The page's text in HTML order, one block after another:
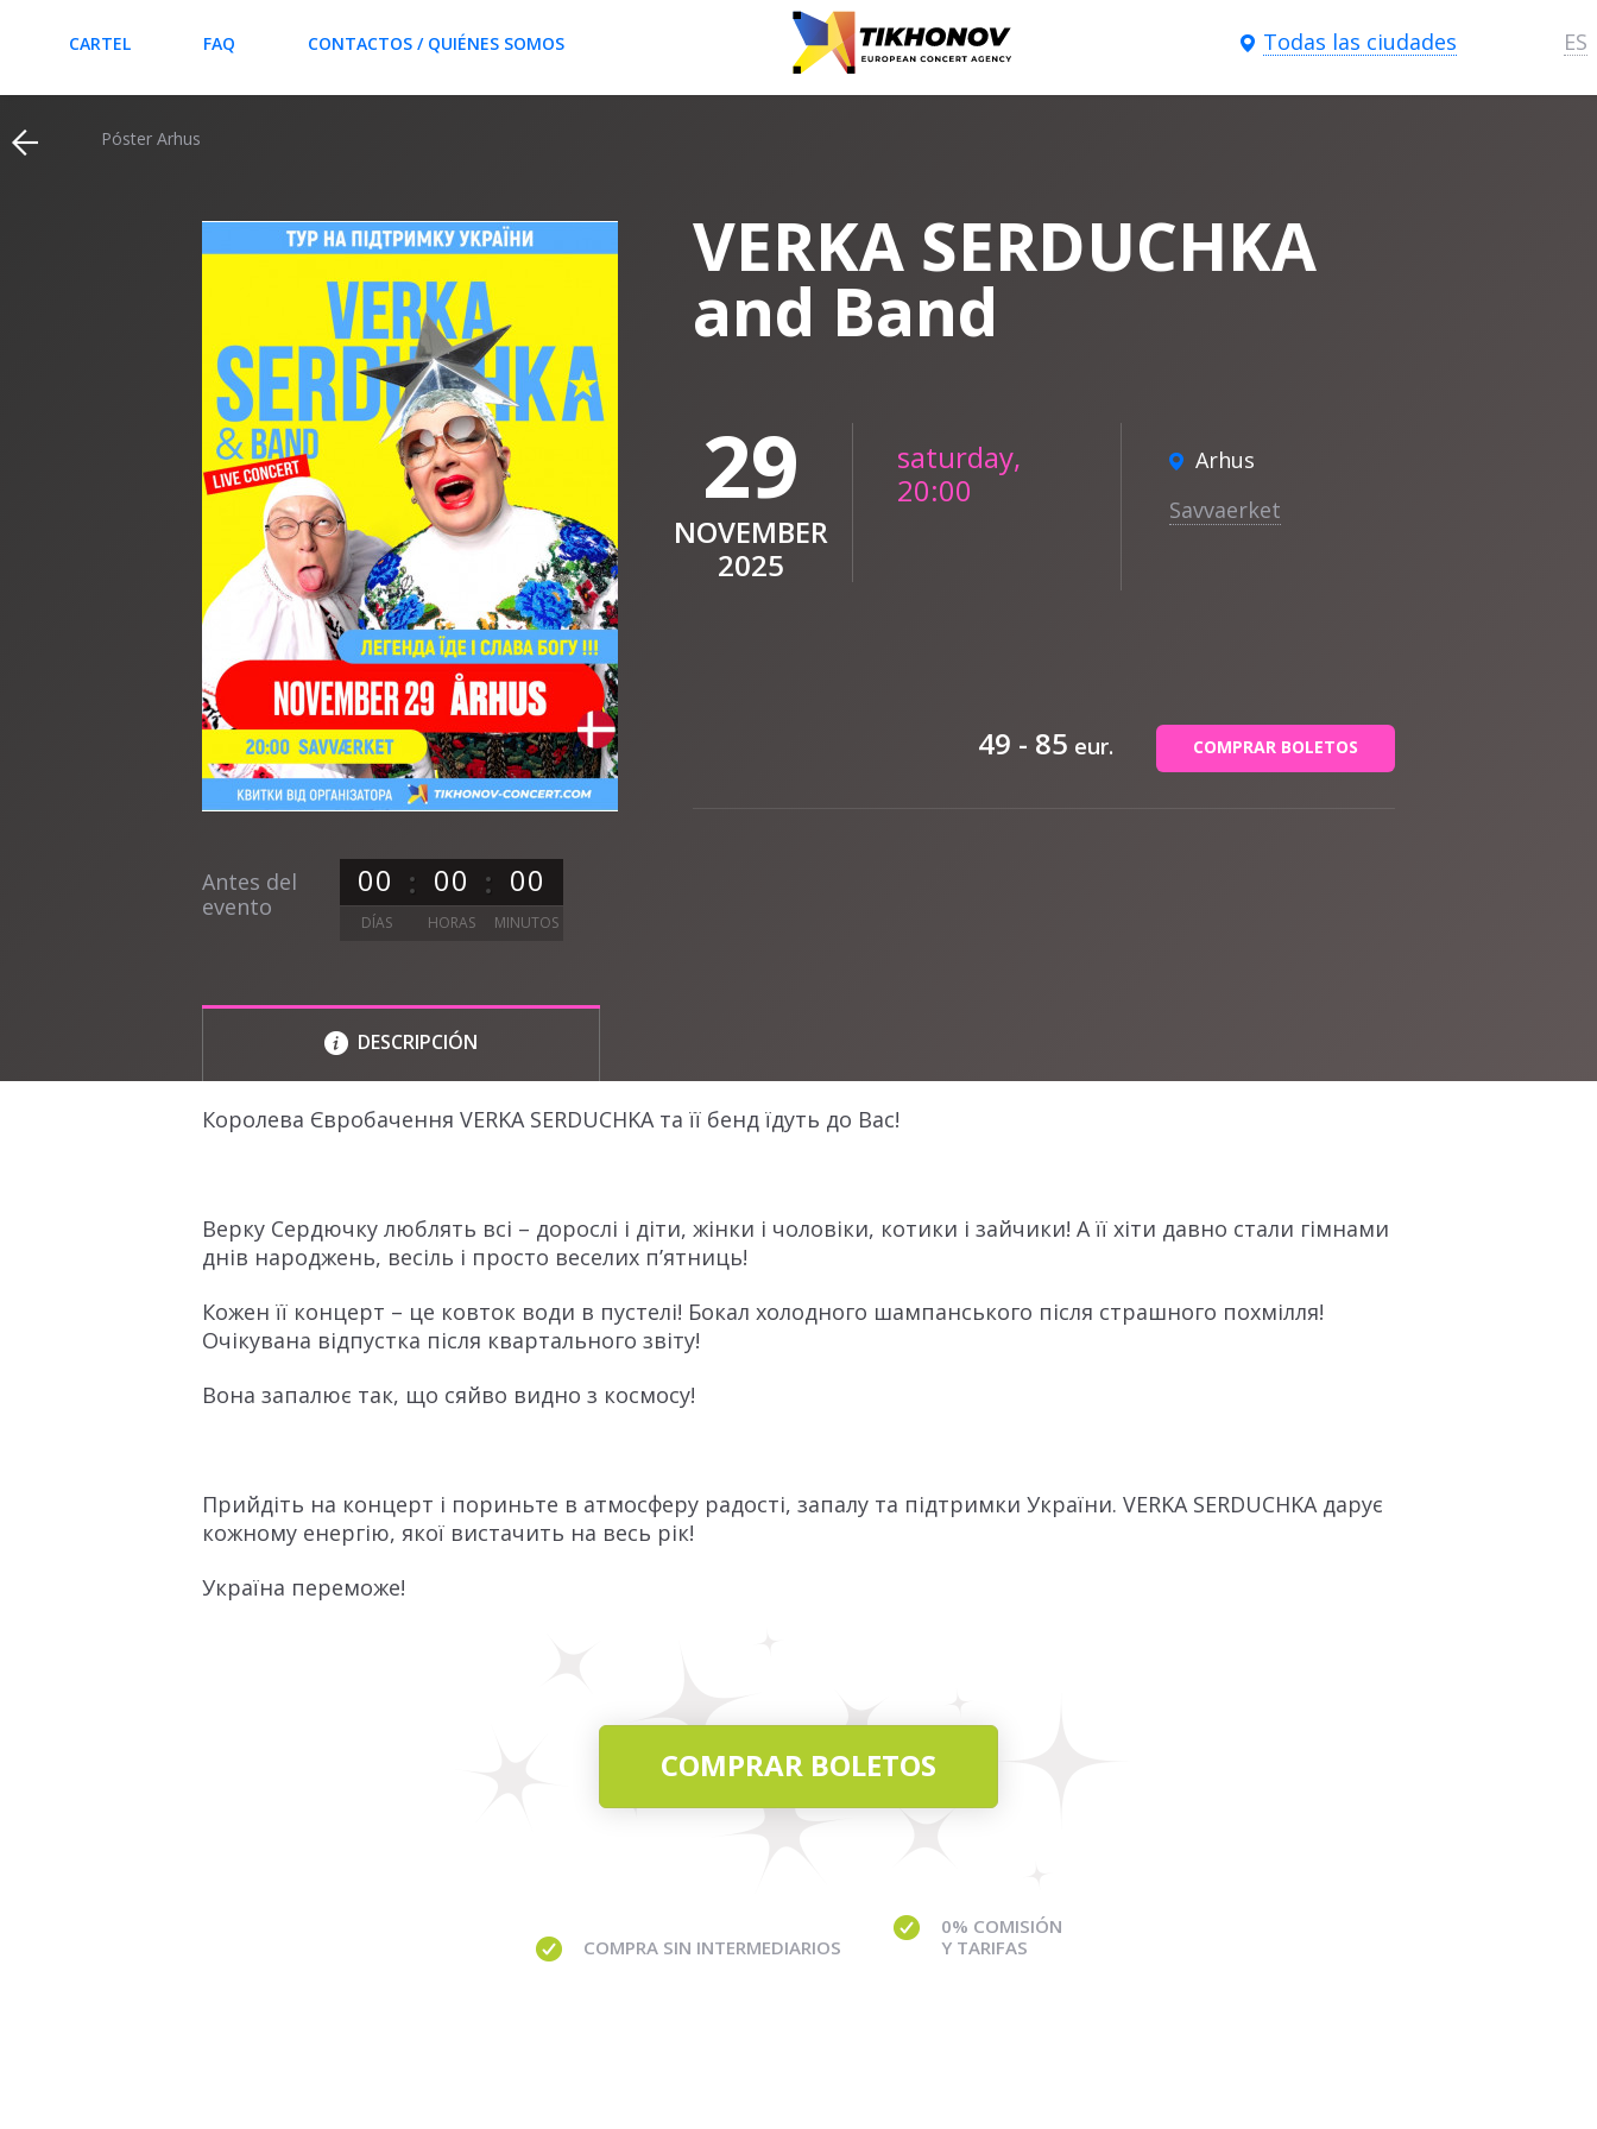
CARTEL FAQ CONTACTOS / QUIÉNES SOMOS Todas las ciudades ES
Póster Arhus
Antes del
evento
00 00 00
DÍAS HORAS MINUTOS
VERKA SERDUCHKA
and Band
Arhus
Savvaerket
29
NOVEMBER
2025
saturday,
20:00
49 - 85 eur. COMPRAR BOLETOS
DESCRIPCIÓN
Королева Євробачення VERKA SERDUCHKA та її бенд їдуть до Вас!
Верку Сердючку люблять всі – дорослі і діти, жінки і чоловіки, котики і зайчики! А її хіти давно стали гімнами
днів народжень, весіль і просто веселих п’ятниць!
Кожен її концерт – це ковток води в пустелі! Бокал холодного шампанського після страшного похмілля!
Очікувана відпустка після квартального звіту!
Вона запалює так, що сяйво видно з космосу!
Прийдіть на концерт і пориньте в атмосферу радості, запалу та підтримки України. VERKA SERDUCHKA дарує
кожному енергію, якої вистачить на весь рік!
Україна переможе!
COMPRAR BOLETOS
COMPRA SIN INTERMEDIARIOS
0% COMISIÓN
Y TARIFAS